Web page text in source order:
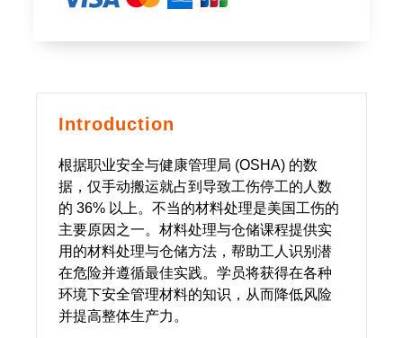
Introduction
根据职业安全与健康管理局 (OSHA) 的数
据，仅手动搬运就占到导致工伤停工的人数
的 36% 以上。不当的材料处理是美国工伤的
主要原因之一。材料处理与仓储课程提供实
用的材料处理与仓储方法，帮助工人识别潜
在危险并遵循最佳实践。学员将获得在各种
环境下安全管理材料的知识，从而降低风险
并提高整体生产力。